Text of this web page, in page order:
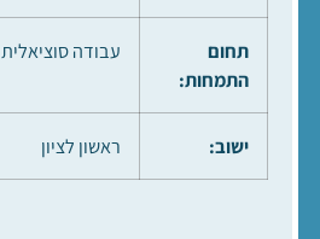
תחום
התמחות:
עבודה סוציאלית
ישוב: ראשון לציון